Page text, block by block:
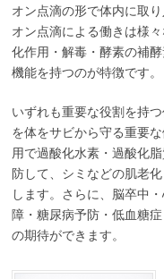
オン点滴の形で体内に取
オン点滴による働きは様
化作用・解毒・酵素の補
機能を持つのが特徴です。
いずれも重要な役割を持
を体をサビから守る重要
用で過酸化水素・過酸化
防して、シミなどの肌老
します。さらに、脳卒中
障・糖尿病予防・低血糖
の期待ができます。